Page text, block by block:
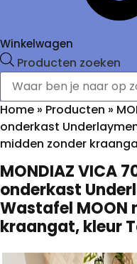
Winkelwagen
Producten zoeken
Home » Producten »
onderkast
midden zonder
MONDIAZ VICA
onderkast
Wastafel MOON
kraangat, kleur